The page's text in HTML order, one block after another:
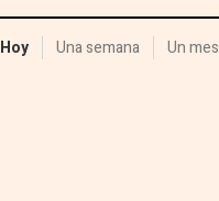
Hoy Una semana Un mes